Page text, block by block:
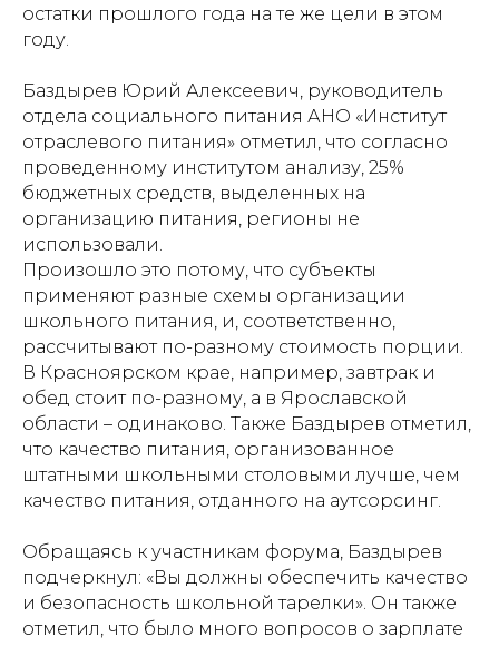
остатки прошлого года на те же цели в этом
году.
Баздырев Юрий Алексеевич, руководитель
отдела социального питания АНО «Институт
отраслевого питания» отметил, что согласно
проведенному институтом анализу, 25%
бюджетных средств, выделенных на
организацию питания, регионы не
использовали.
Произошло это потому, что субъекты
применяют разные схемы организации
школьного питания, и, соответственно,
рассчитывают по-разному стоимость порции.
В Красноярском крае, например, завтрак и
обед стоит по-разному, а в Ярославской
области – одинаково. Также Баздырев отметил,
что качество питания, организованное
штатными школьными столовыми лучше, чем
качество питания, отданного на аутсорсинг.
Обращаясь к участникам форума, Баздырев
подчеркнул: «Вы должны обеспечить качество
и безопасность школьной тарелки». Он также
отметил, что было много вопросов о зарплате